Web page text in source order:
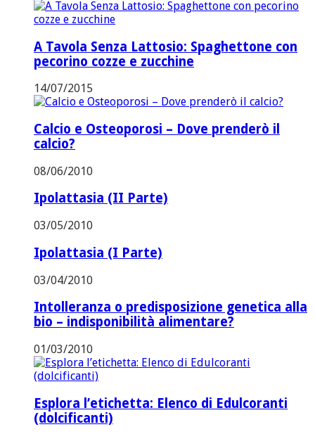
A Tavola Senza Lattosio: Spaghettone con
pecorino cozze e zucchine
14/07/2015
Calcio e Osteoporosi – Dove prenderò il
calcio?
08/06/2010
Ipolattasia (II Parte)
03/05/2010
Ipolattasia (I Parte)
03/04/2010
Intolleranza o predisposizione genetica alla
bio – indisponibilità alimentare?
01/03/2010
Esplora l’etichetta: Elenco di Edulcoranti
(dolcificanti)